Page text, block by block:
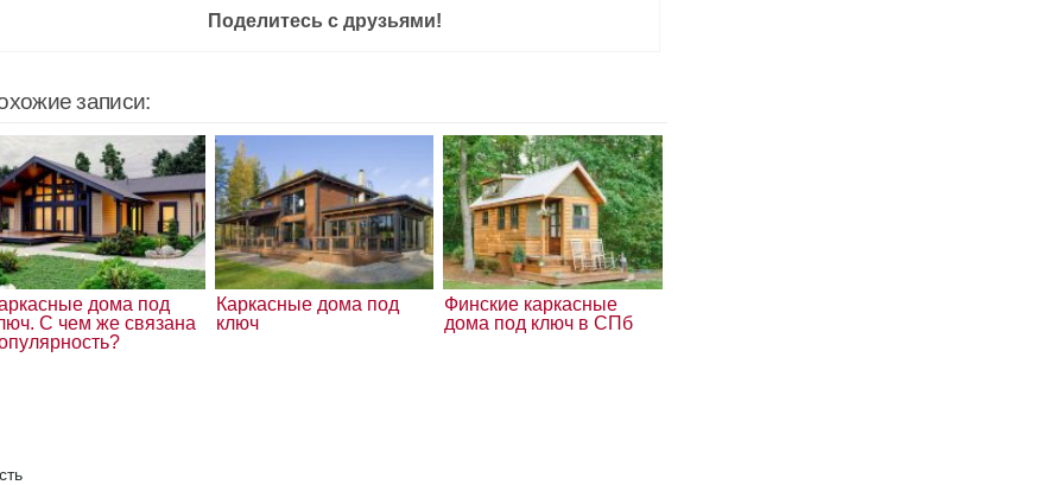
Поделитесь с друзьями!
записи:
дома под
С чем же связана
Каркасные дома под
ключ
Финские каркасные
дома под ключ в СПб